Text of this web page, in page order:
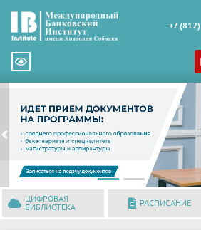
+7
Previous
ЦИФРОВАЯ
БИБЛИОТЕКА
РАСПИСАНИЕ